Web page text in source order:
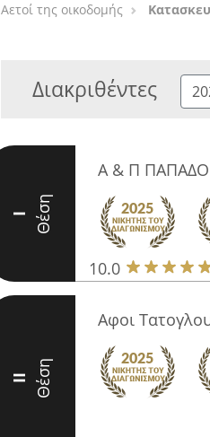
Αετοί της οικοδομής
Διακριθέντες
I Θέση
Α & Π
10.0
II Θέση
Αφοι